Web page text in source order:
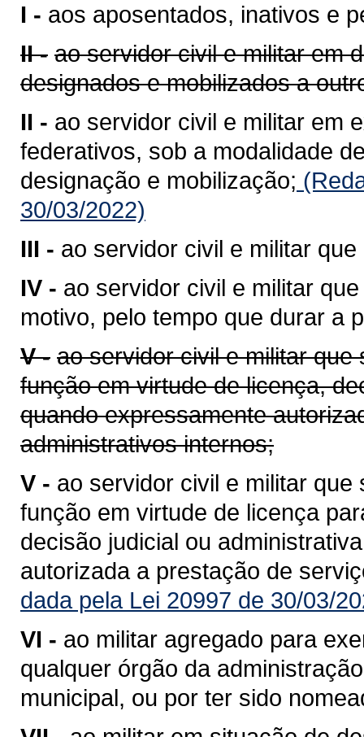
I - aos aposentados, inativos e
II - ao servidor civil e militar em
designados e mobilizados a
II - ao servidor civil e militar em
federativos, sob a modalidade
designação e mobilização;
30/03/2022)
III - ao servidor civil e militar
IV - ao servidor civil e militar
motivo, pelo tempo que durar a
V - ao servidor civil e militar
função em virtude de licença,
quando expressamente
administrativos internos;
V - ao servidor civil e militar
função em virtude de licença
decisão judicial ou
autorizada a prestação de
dada pela Lei 20997 de 30/03/
VI - ao militar agregado para
qualquer órgão da
municipal, ou por ter sido